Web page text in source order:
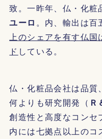
致。一昨年、仏・化粧
ユーロ 。内、輸出は百
上のシェアを有す仏国
ド している。
仏・化粧品会社は品質
何よりも研究開発（ Ｒ
創造性と高度なコンセ
内には七拠点以上のコ